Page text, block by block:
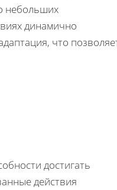
небольших
динамично
что
достигать
действия